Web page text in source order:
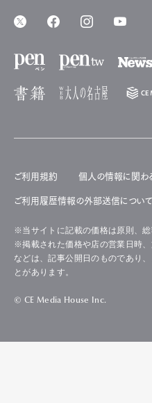
ご利用規約 個人の情報に関わ
ご利用履歴情報の外部送信について
※当サイトに記載の価格は原則、総
※掲載された価格や店の営業日時
などは、記事公開日のものであり
とがあります。
© CE Media House Inc.